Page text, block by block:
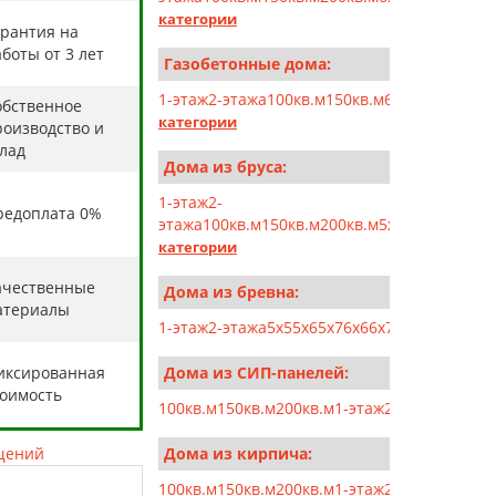
на
от 3 лет
и
0%
категории
Газобетонные дома:
1-этаж2-этажа100кв.м150кв.м6x6
категории
Дома из бруса:
1-этаж2-
этажа100кв.м150кв.м200кв.м5x5
категории
Дома из бревна:
1-этаж2-этажа5x55x65x76x66x7
Дома из СИП-панелей:
100кв.м150кв.м200кв.м1-этаж2-этажа
Дома из кирпича:
100кв.м150кв.м200кв.м1-этаж2-этажа